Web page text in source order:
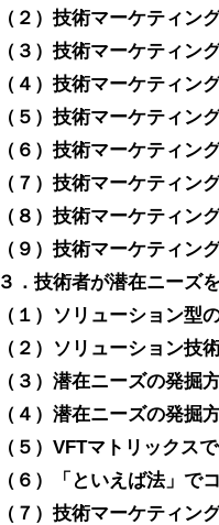
（２）技術マーケティン
（３）技術マーケティン
（４）技術マーケティン
（５）技術マーケティン
（６）技術マーケティ
（７）技術マーケティ
（８）技術マーケティ
（９）技術マーケティ
３．技術者が潜在ニーズ
（１）ソリューション型
（２）ソリューション技
（３）潜在ニーズの発
（４）潜在ニーズの発
（５）VFTマトリックス
（６）「といえば法」で
（７）技術マーケティン